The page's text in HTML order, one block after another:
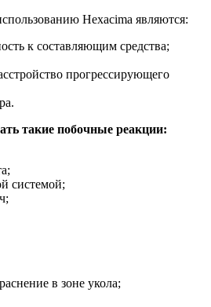
Hexacima являются:
к составляющим средства;
прогрессирующего
такие побочные реакции:
системой;
в зоне укола;